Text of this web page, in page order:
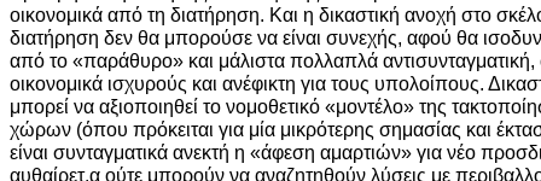
οικονομικά από τη διατήρηση. Και η δικαστική ανοχή στο
διατήρηση δεν θα μπορούσε να είναι συνεχής, αφού θα
από το «παράθυρο» και μάλιστα πολλαπλά αντισυνταγματική,
οικονομικά ισχυρούς και ανέφικτη για τους υπολοίπους.
μπορεί να αξιοποιηθεί το νομοθετικό «μοντέλο» της
χώρων (όπου πρόκειται για μία μικρότερης σημασίας και
είναι συνταγματικά ανεκτή η «άφεση αμαρτιών» για νέο
αυθαίρετ,α ούτε μπορούν να αναζητηθούν λύσεις με